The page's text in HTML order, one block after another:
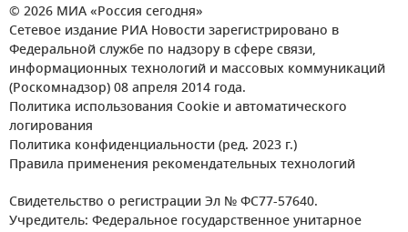
© 2026 МИА «Россия сегодня»
Сетевое издание РИА Новости зарегистрировано в
Федеральной службе по надзору в сфере связи,
информационных технологий и массовых коммуникаций
(Роскомнадзор) 08 апреля 2014 года.
Политика использования Cookie и автоматического
логирования
Политика конфиденциальности (ред. 2023 г.)
Правила применения рекомендательных технологий
Свидетельство о регистрации Эл № ФС77-57640.
Учредитель: Федеральное государственное унитарное